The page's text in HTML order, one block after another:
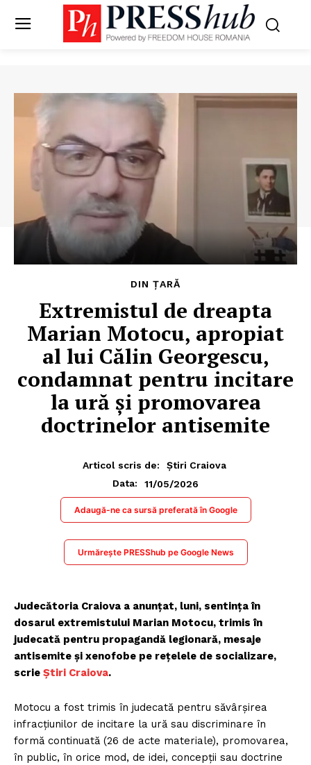
DIN ȚARĂ
Extremistul de dreapta
Marian Motocu, apropiat
al lui Călin Georgescu,
condamnat pentru incitare
la ură și promovarea
doctrinelor antisemite
Articol scris de:
Știri Craiova
Data:
11/05/2026
Adaugă-ne ca sursă preferată în Google
Urmărește PRESShub pe Google News
Judecătoria Craiova a anunțat, luni, sentința în
dosarul extremistului Marian Motocu, trimis în
judecată pentru propagandă legionară, mesaje
antisemite și xenofobe pe rețelele de socializare,
scrie Știri Craiova.
Motocu a fost trimis în judecată pentru săvârșirea
infracțiunilor de incitare la ură sau discriminare în
formă continuată (26 de acte materiale), promovarea,
în public, în orice mod, de idei, concepţii sau doctrine